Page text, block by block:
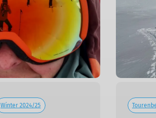
Winter 2024/25